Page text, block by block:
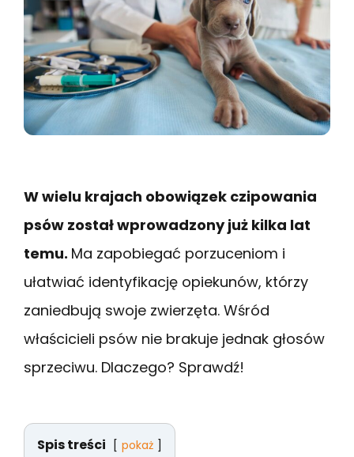
W wielu krajach obowiązek czipowania
psów został wprowadzony już kilka lat
temu. Ma zapobiegać porzuceniom i
ułatwiać identyfikację opiekunów, którzy
zaniedbują swoje zwierzęta. Wśród
właścicieli psów nie brakuje jednak głosów
sprzeciwu. Dlaczego? Sprawdź!
Spis treści pokaż